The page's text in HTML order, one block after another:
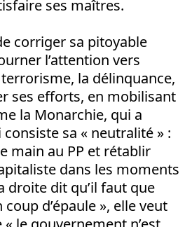
ses maîtres.
corriger sa pitoyable
l’attention vers
terrorisme, la délinquance,
ses efforts, en mobilisant
la Monarchie, qui a
sa « neutralité » :
main au PP et rétablir
dans les moments
droite dit qu’il faut que
d’épaule », elle veut